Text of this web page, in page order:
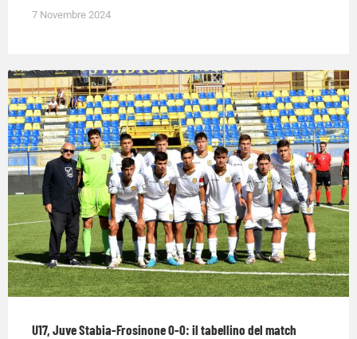
7 Novembre 2024
U17, Juve Stabia-Frosinone 0-0: il tabellino del match